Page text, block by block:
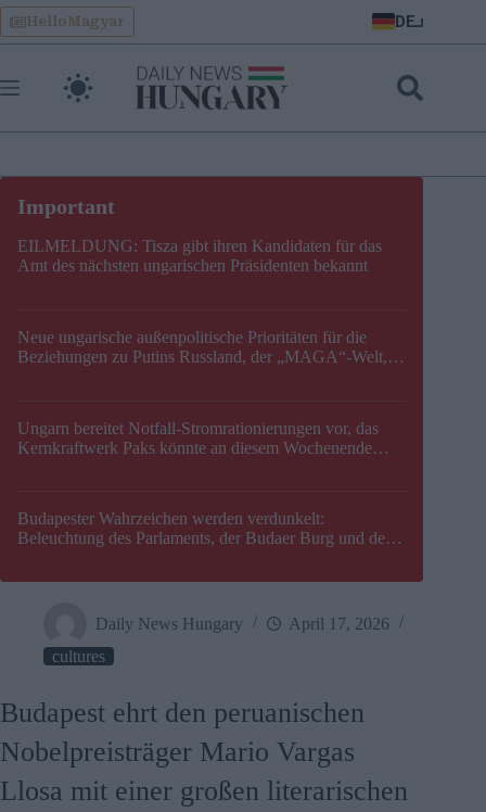
Skip
to
content
HelloMagyar DE
EILMELDUNG: Tisza gibt ihren Kandidaten für das
Amt des nächsten ungarischen Präsidenten bekannt
Neue ungarische außenpolitische Prioritäten für die
Beziehungen zu Putins Russland, der „MAGA“-Welt,
Ungarn bereitet Notfall-Stromrationierungen vor, das
Kernkraftwerk Paks könnte an diesem Wochenende
Budapester Wahrzeichen werden verdunkelt:
Beleuchtung des Parlaments, der Budaer Burg und der
Daily News Hungary
April 17, 2026
cultures
Budapest ehrt den peruanischen
Nobelpreisträger Mario Vargas
Llosa mit einer großen literarischen